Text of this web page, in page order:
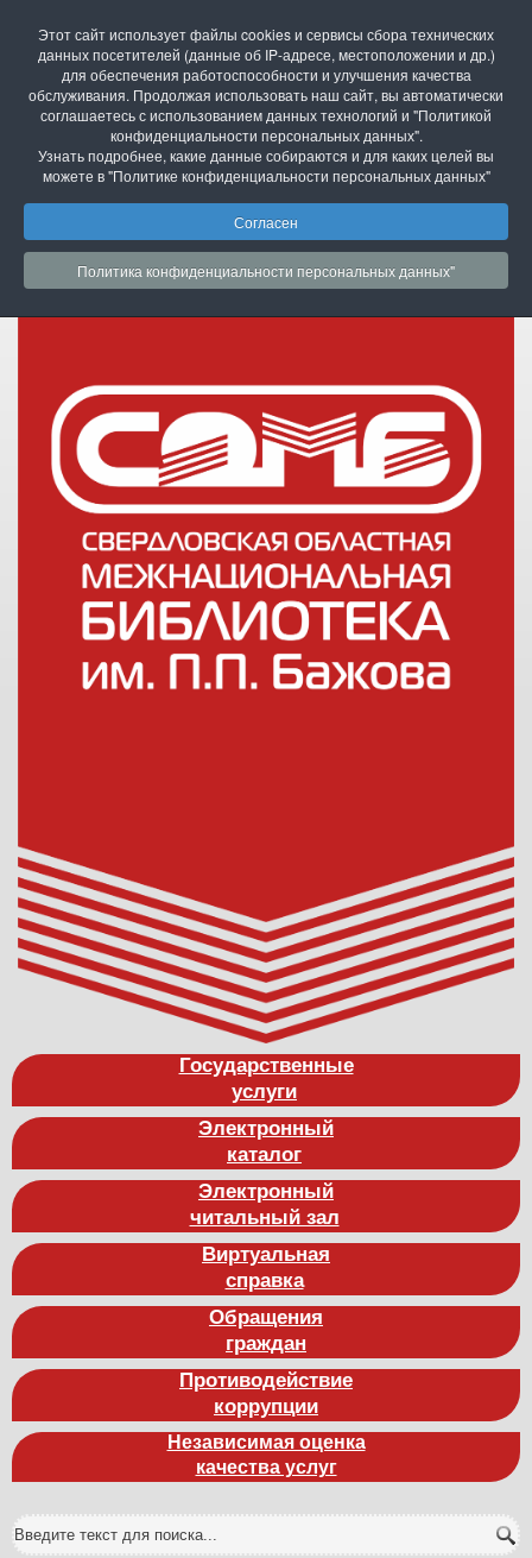
библиотека имени П.П. Бажова
г. Екатеринбург, ул. Академика Бардина, 28
телефон: (343)211-07-00, эл.почта :somb@egov66.ru
версия для слабовидящих
Государственные
услуги
Электронный
каталог
Электронный
читальный зал
Виртуальная
справка
Обращения
граждан
Противодействие
коррупции
Независимая оценка
качества услуг
Этот сайт использует файлы cookies и сервисы сбора технических
данных посетителей (данные об IP-адресе, местоположении и др.)
для обеспечения работоспособности и улучшения качества
обслуживания. Продолжая использовать наш сайт, вы автоматически
соглашаетесь с использованием данных технологий и "Политикой
конфиденциальности персональных данных".
Узнать подробнее, какие данные собираются и для каких целей вы
можете в "Политике конфиденциальности персональных данных"
Согласен
Политика конфиденциальности персональных данных"